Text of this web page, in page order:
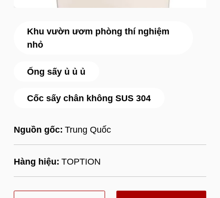
Khu vườn ươm phòng thí nghiệm
nhỏ
Ống sấy ủ ủ ủ
Cốc sấy chân không SUS 304
Nguồn gốc: Trung Quốc
Hàng hiệu: TOPTION